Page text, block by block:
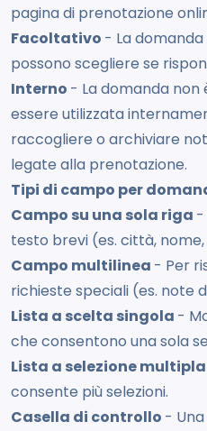
pagina di prenotazione
Facoltativo - La
possono scegliere se
Interno - La domanda non
essere utilizzata
raccogliere o archiviare
legate alla prenotazione.
Tipi di campo per
Campo su una sola riga -
testo brevi (es. città,
Campo multilinea - Per
richieste speciali (es. note
Lista a scelta singola -
che consentono una sola
Lista a selezione multipla
consente più selezioni.
Casella di controllo -